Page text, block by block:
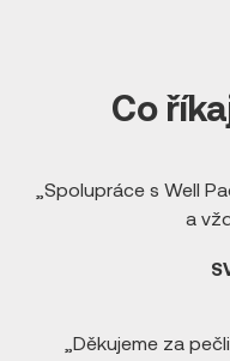
Co
„Spolupráce s Well
a
„Děkujeme za